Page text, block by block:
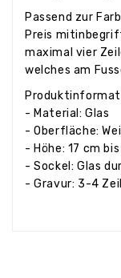
Passend zur
Preis
maximal vier
welches am
- Material: Glas
- Oberfläche:
- Höhe: 17 cm
- Sockel: Glas
- Gravur: 3-4